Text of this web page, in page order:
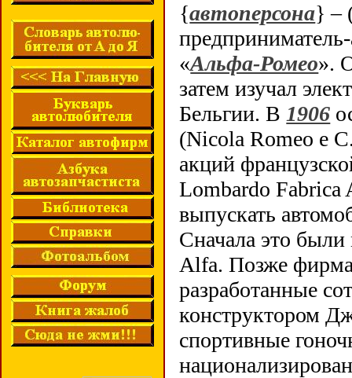
{автоперсона} –
«Альфа-Ромео».
затем изучал
Бельгии. В 1906
(Nicola Romeo e
акций
Lombardo Fabrica
выпускать
Сначала это
Alfa. Позже фирма
разработанные
конструктором
спортивные